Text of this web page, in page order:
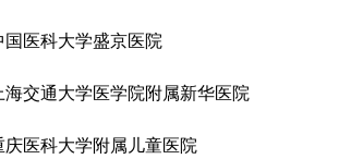
国医科大学盛京医院
海交通大学医学院附属新华医院
庆医科大学附属儿童医院